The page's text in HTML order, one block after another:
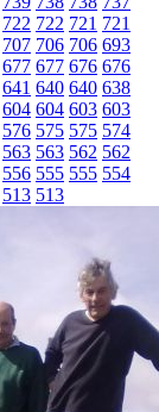
722 722 721 721
707 706 706 693
677 677 676 676
641 640 640 638
604 604 603 603
576 575 575 574
563 563 562 562
556 555 555 554
513 513